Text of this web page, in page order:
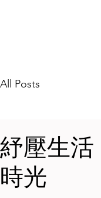
All Posts
紓壓生活
時光